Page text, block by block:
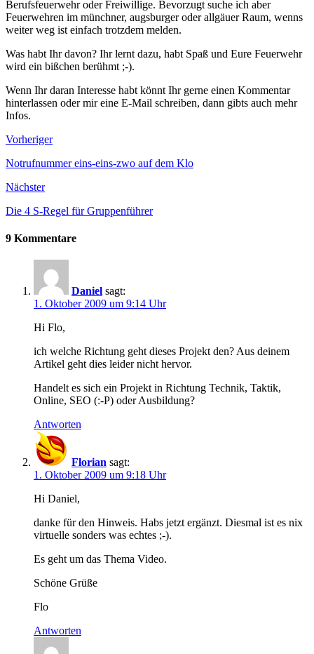
Berufsfeuerwehr oder Freiwillige. Bevorzugt suche ich aber
Feuerwehren im münchner, augsburger oder allgäuer Raum, wenns
weiter weg ist einfach trotzdem melden.
Was habt Ihr davon? Ihr lernt dazu, habt Spaß und Eure Feuerwehr
wird ein bißchen berühmt ;-).
Wenn Ihr daran Interesse habt könnt Ihr gerne einen Kommentar
hinterlassen oder mir eine E-Mail schreiben, dann gibts auch mehr
Infos.
Vorheriger
Notrufnummer eins-eins-zwo auf dem Klo
Nächster
Die 4 S-Regel für Gruppenführer
9 Kommentare
Daniel sagt:
1. Oktober 2009 um 9:14 Uhr
Hi Flo,
ich welche Richtung geht dieses Projekt den? Aus deinem
Artikel geht dies leider nicht hervor.
Handelt es sich ein Projekt in Richtung Technik, Taktik,
Online, SEO (:-P) oder Ausbildung?
Antworten
Florian sagt:
1. Oktober 2009 um 9:18 Uhr
Hi Daniel,
danke für den Hinweis. Habs jetzt ergänzt. Diesmal ist es nix
virtuelle sonders was echtes ;-).
Es geht um das Thema Video.
Schöne Grüße
Flo
Antworten